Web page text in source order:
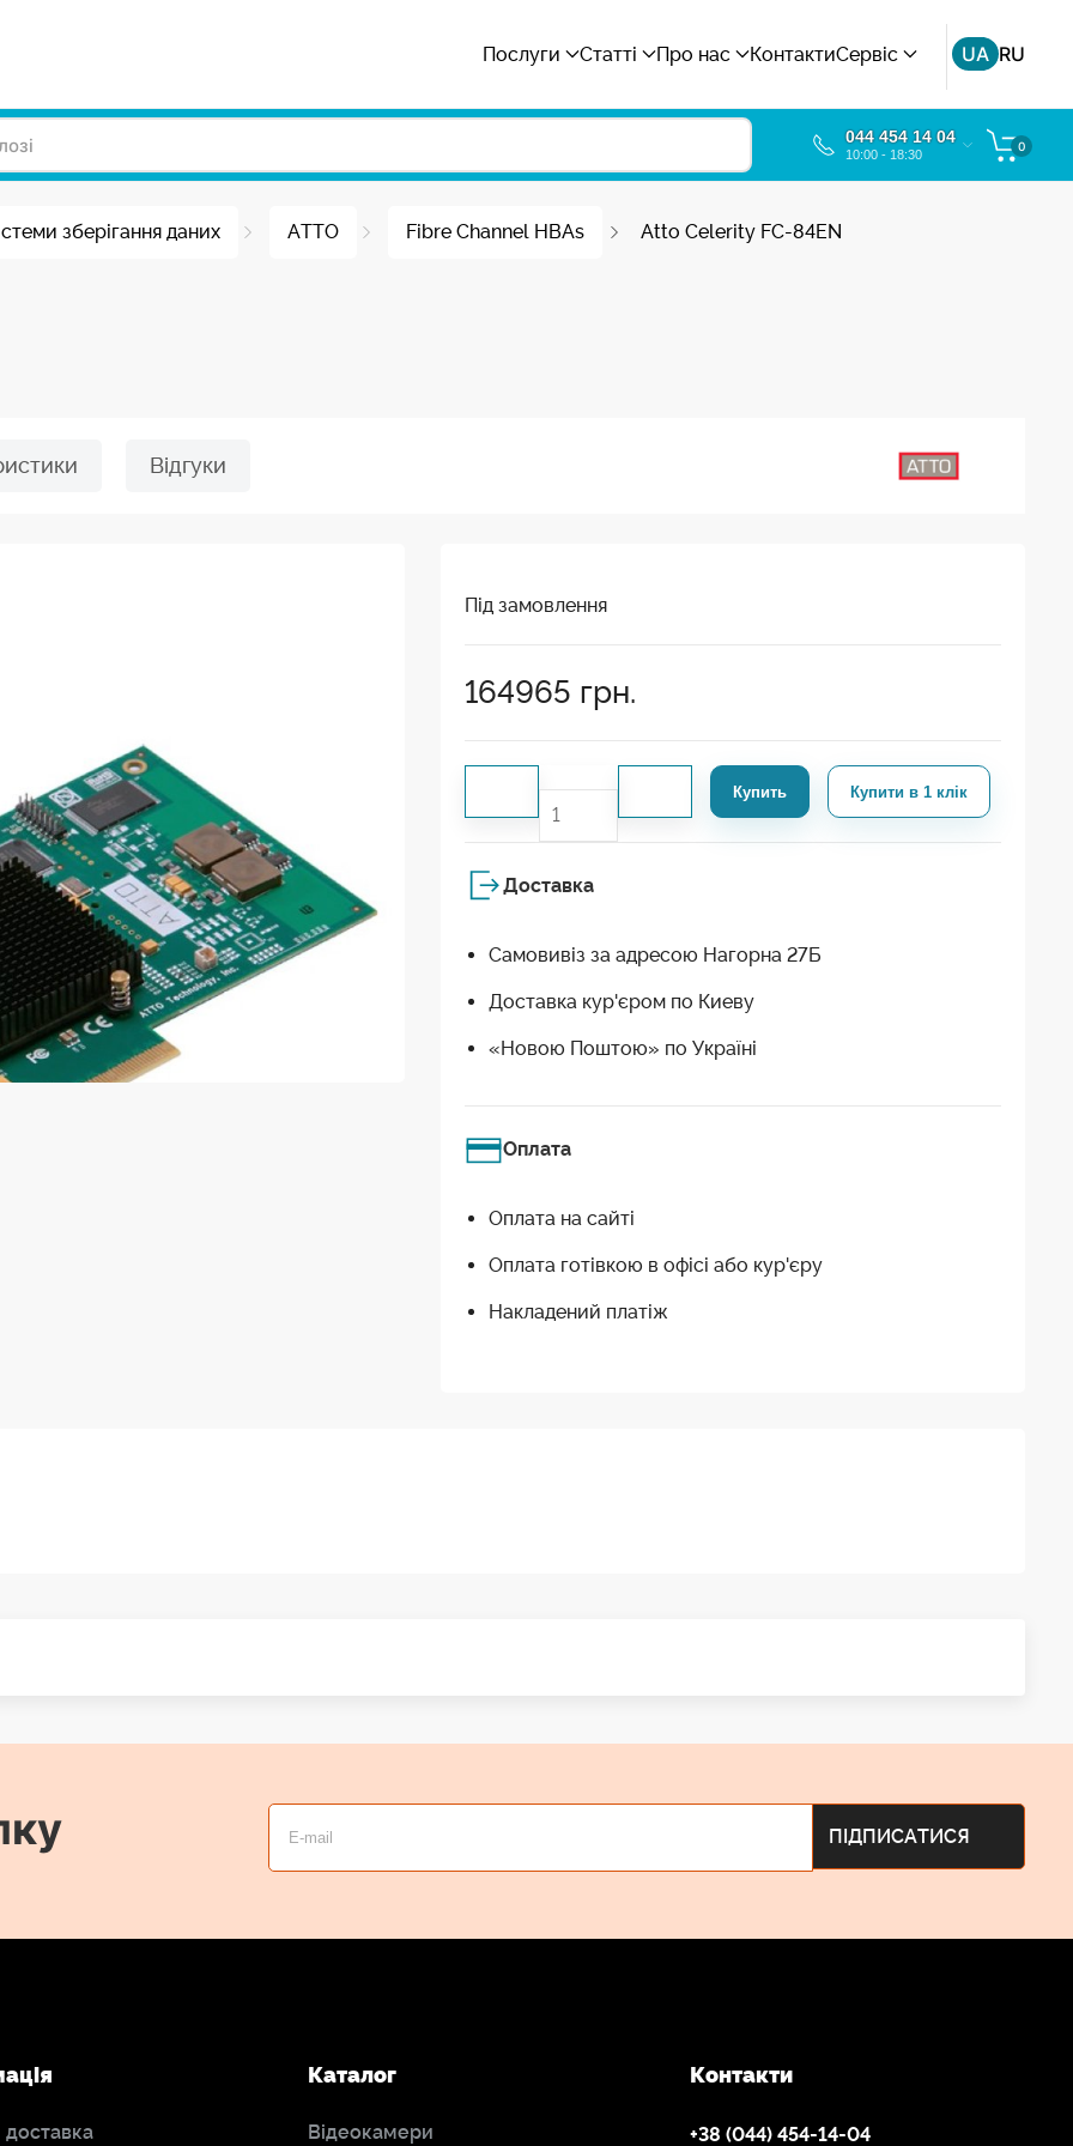
Послуги Статті Про нас КонтактиСервіс UA RU
044 454 14 04
10:00 - 18:30
0
зберігання даних ATTO Fibre Channel HBAs Atto Celerity FC-84EN
Відгуки
Під замовлення
164965 грн.
Купить Купити в 1 клік
Доставка
Самовивіз за адресою Нагорна 27Б
Доставка кур'єром по Киеву
«Новою Поштою» по Україні
Оплата
Оплата на сайті
Оплата готівкою в офісі або кур'єру
Накладений платіж
доставка
Каталог
Відеокамери
Контакти
+38 (044) 454-14-04